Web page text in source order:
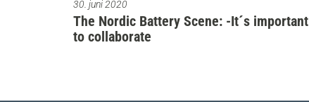
30. juni 2020
The Nordic Battery Scene: -It´s important
to collaborate